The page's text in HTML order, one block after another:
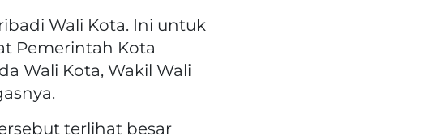
Wali Kota. Ini untuk
Pemerintah Kota
Wali Kota, Wakil Wali
terlihat besar